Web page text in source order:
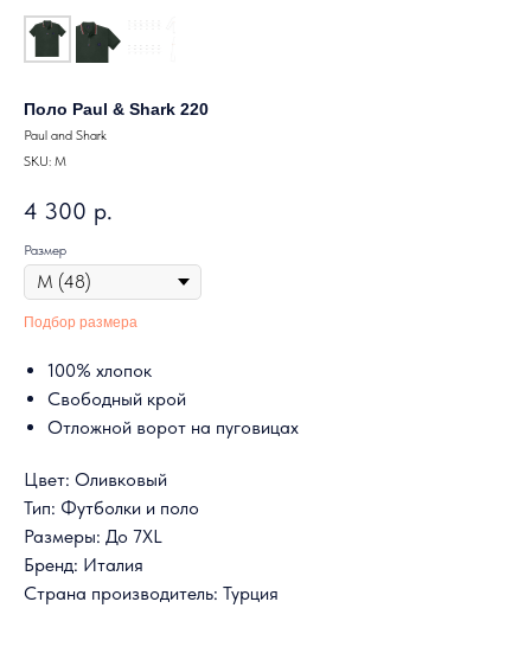
Поло Paul & Shark 220
Paul and Shark
SKU: M
4 300 р.
Размер
Подбор размера
100% хлопок
Свободный крой
Отложной ворот на пуговицах
Цвет: Оливковый
Тип: Футболки и поло
Размеры: До 7XL
Бренд: Италия
Страна производитель: Турция